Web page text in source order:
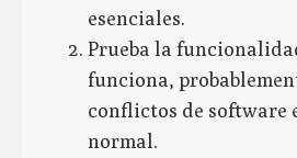
esenciales.
Prueba la
funciona,
conflictos de software
normal.